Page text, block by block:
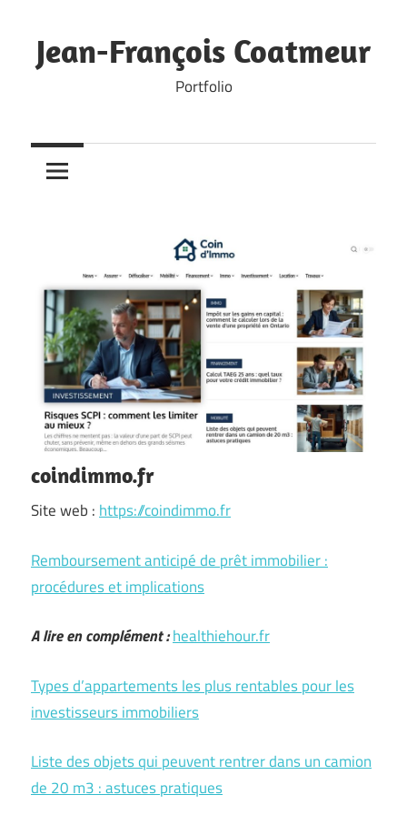
to
content
Jean-François Coatmeur
Portfolio
coindimmo.fr
Site web : https://coindimmo.fr
Remboursement anticipé de prêt immobilier :
procédures et implications
A lire en complément :healthiehour.fr
Types d’appartements les plus rentables pour les
investisseurs immobiliers
Liste des objets qui peuvent rentrer dans un camion
de 20 m3 : astuces pratiques